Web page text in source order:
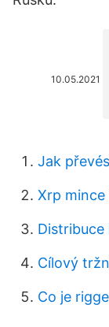
10.05.2021
Jak
Xrp
Cílový
Co je